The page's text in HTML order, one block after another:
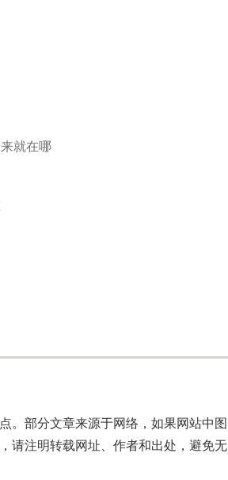
就在哪
。部分文章来源于网络，如果网站中图
请注明转载网址、作者和出处，避免无